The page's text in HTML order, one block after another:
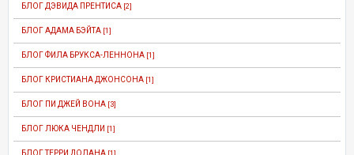
БЛОГ ДЭВИДА ПРЕНТИСА [2]
БЛОГ АДАМА БЭЙТА [1]
БЛОГ ФИЛА БРУКСА-ЛЕННОНА [1]
БЛОГ КРИСТИАНА ДЖОНСОНА [1]
БЛОГ ПИ ДЖЕЙ ВОНА [3]
БЛОГ ЛЮКА ЧЕНДЛИ [1]
БЛОГ ТЕРРИ ДОЛАНА [1]